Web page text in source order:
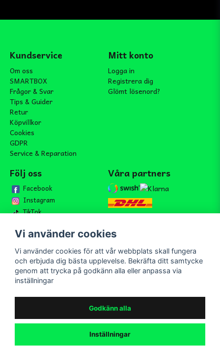
Kundservice
Om oss
SMARTBOX
Frågor & Svar
Tips & Guider
Retur
Köpvillkor
Cookies
GDPR
Service & Reparation
Mitt konto
Logga in
Registrera dig
Glömt lösenord?
Följ oss
Facebook
Instagram
TikTok
Våra partners
Bli medlem i vårt nyhetsbrev
email
Mejladress Skicka
Bli medlem i vårt nyhetsbrev och ta del av våra nyheter och
Vi använder cookies
Vi använder cookies för att vår webbplats skall fungera
och erbjuda dig bästa upplevelse. Bekräfta ditt samtycke
genom att trycka på godkänn alla eller anpassa via
inställningar
Godkänn alla
Inställningar